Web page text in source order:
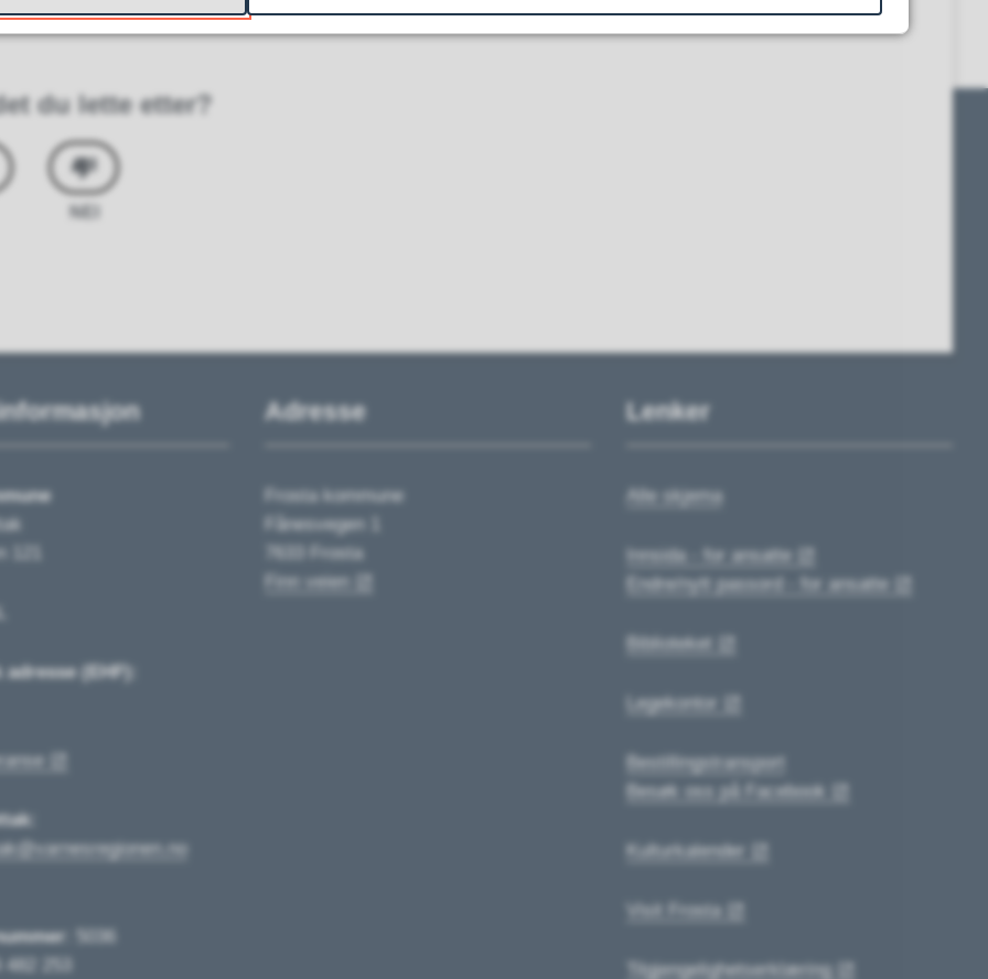
du lette etter?
NEI
121
(EHF):
: 5036
482 253
Adresse
Frosta kommune
Fånesvegen 1
7633 Frosta
Finn veien
Lenker
Alle skjema
Innsida - for ansatte
Endre/nytt passord - for ansatte
Biblioteket
Legekontor
Bestillingstransport
Besøk oss på Facebook
Kulturkalender
Visit Frosta
Tilgjengelighetserklæring